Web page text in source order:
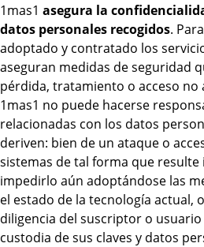
1mas1 asegura la
datos personales recogidos.
adoptado y contratado los
aseguran medidas de seguridad
pérdida, tratamiento o acceso no
1mas1 no puede hacerse
relacionadas con los datos
deriven: bien de un ataque o
sistemas de tal forma que
impedirlo aún adoptándose las
el estado de la tecnología actual,
diligencia del suscriptor o
custodia de sus claves y datos